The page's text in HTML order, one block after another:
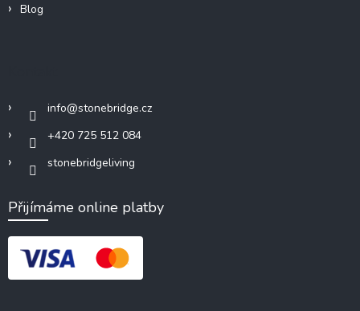
Blog
info@stonebridge.cz
+420 725 512 084
stonebridgeliving
Přijímáme online platby